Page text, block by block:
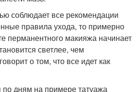
соблюдает все рекомендации
правила ухода, то примерно
перманентного макияжа начинает
светлее, чем
о том, что все идет как
дням на примере татуажа